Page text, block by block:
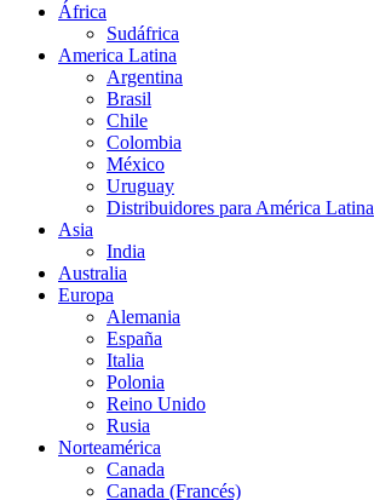
África
Sudáfrica
America Latina
Argentina
Brasil
Chile
Colombia
México
Uruguay
Distribuidores para América Latina
Asia
India
Australia
Europa
Alemania
España
Italia
Polonia
Reino Unido
Rusia
Norteamérica
Canada
Canada (Francés)